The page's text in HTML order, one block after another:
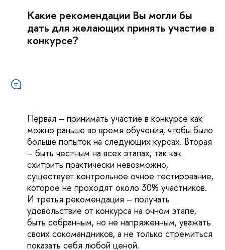
Какие рекомендации Вы могли бы
дать для желающих принять участие в
конкурсе?
Первая – принимать участие в конкурсе как
можно раньше во время обучения, чтобы было
больше попыток на следующих курсах. Вторая
– быть честным на всех этапах, так как
схитрить практически невозможно,
существует контрольное очное тестирование,
которое не проходят около 30% участников.
И третья рекомендация – получать
удовольствие от конкурса на очном этапе,
быть собранным, но не напряженным, уважать
своих сокомандников, а не только стремиться
показать себя любой ценой.